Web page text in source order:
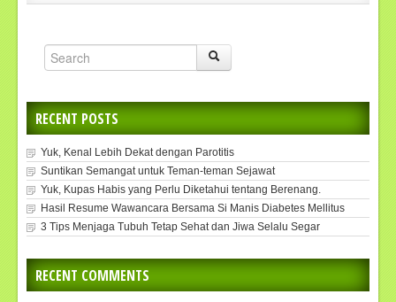
RECENT POSTS
Yuk, Kenal Lebih Dekat dengan Parotitis
Suntikan Semangat untuk Teman-teman Sejawat
Yuk, Kupas Habis yang Perlu Diketahui tentang Berenang.
Hasil Resume Wawancara Bersama Si Manis Diabetes Mellitus
3 Tips Menjaga Tubuh Tetap Sehat dan Jiwa Selalu Segar
RECENT COMMENTS